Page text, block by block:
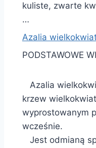
kuliste, zwarte
…
Azalia
PODSTAWOWE
Azalia
krzew
wyprostowanym
wcześnie.
Jest odmianą